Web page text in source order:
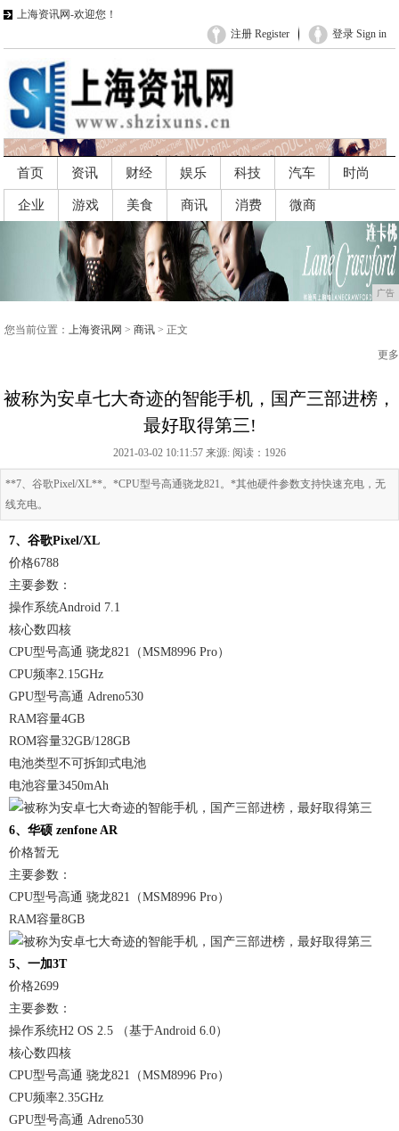
上海资讯网-欢迎您！
登录 Sign in
注册 Register
首页 资讯 财经 娱乐 科技 汽车 时尚
企业 游戏 美食 商讯 消费 微商
广告
您当前位置： 上海资讯网 > 商讯 > 正文
更多
被称为安卓七大奇迹的智能手机，国产三部进榜，
最好取得第三!
2021-03-02 10:11:57 来源: 阅读：1926
**7、谷歌Pixel/XL**。*CPU型号高通骁龙821。*其他硬件参数支持快速充电，无
线充电。
7、谷歌Pixel/XL
价格6788
主要参数：
操作系统Android 7.1
核心数四核
CPU型号高通 骁龙821（MSM8996 Pro）
CPU频率2.15GHz
GPU型号高通 Adreno530
RAM容量4GB
ROM容量32GB/128GB
电池类型不可拆卸式电池
电池容量3450mAh
6、华硕 zenfone AR
价格暂无
主要参数：
CPU型号高通 骁龙821（MSM8996 Pro）
RAM容量8GB
5、一加3T
价格2699
主要参数：
操作系统H2 OS 2.5 （基于Android 6.0）
核心数四核
CPU型号高通 骁龙821（MSM8996 Pro）
CPU频率2.35GHz
GPU型号高通 Adreno530